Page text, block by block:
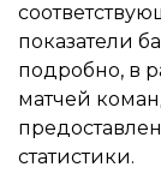
показатели
подробно, в
матчей
статистики.